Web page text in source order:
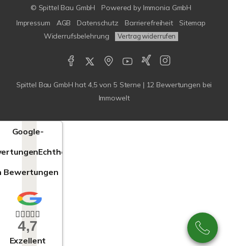
© Spittel Bau GmbH Powered by Immonia GmbH
Impressum
AGB Datenschutz Barrierefreiheit
Sitemap
Widerrufsbelehrung
Vertrag widerrufen
Spittel Bau GmbH hat 4,5 von 5 Sterne | 12 Bewertungen bei
Immowelt
Google-
Echtheit
Bewertungen
4,7
Exzellent